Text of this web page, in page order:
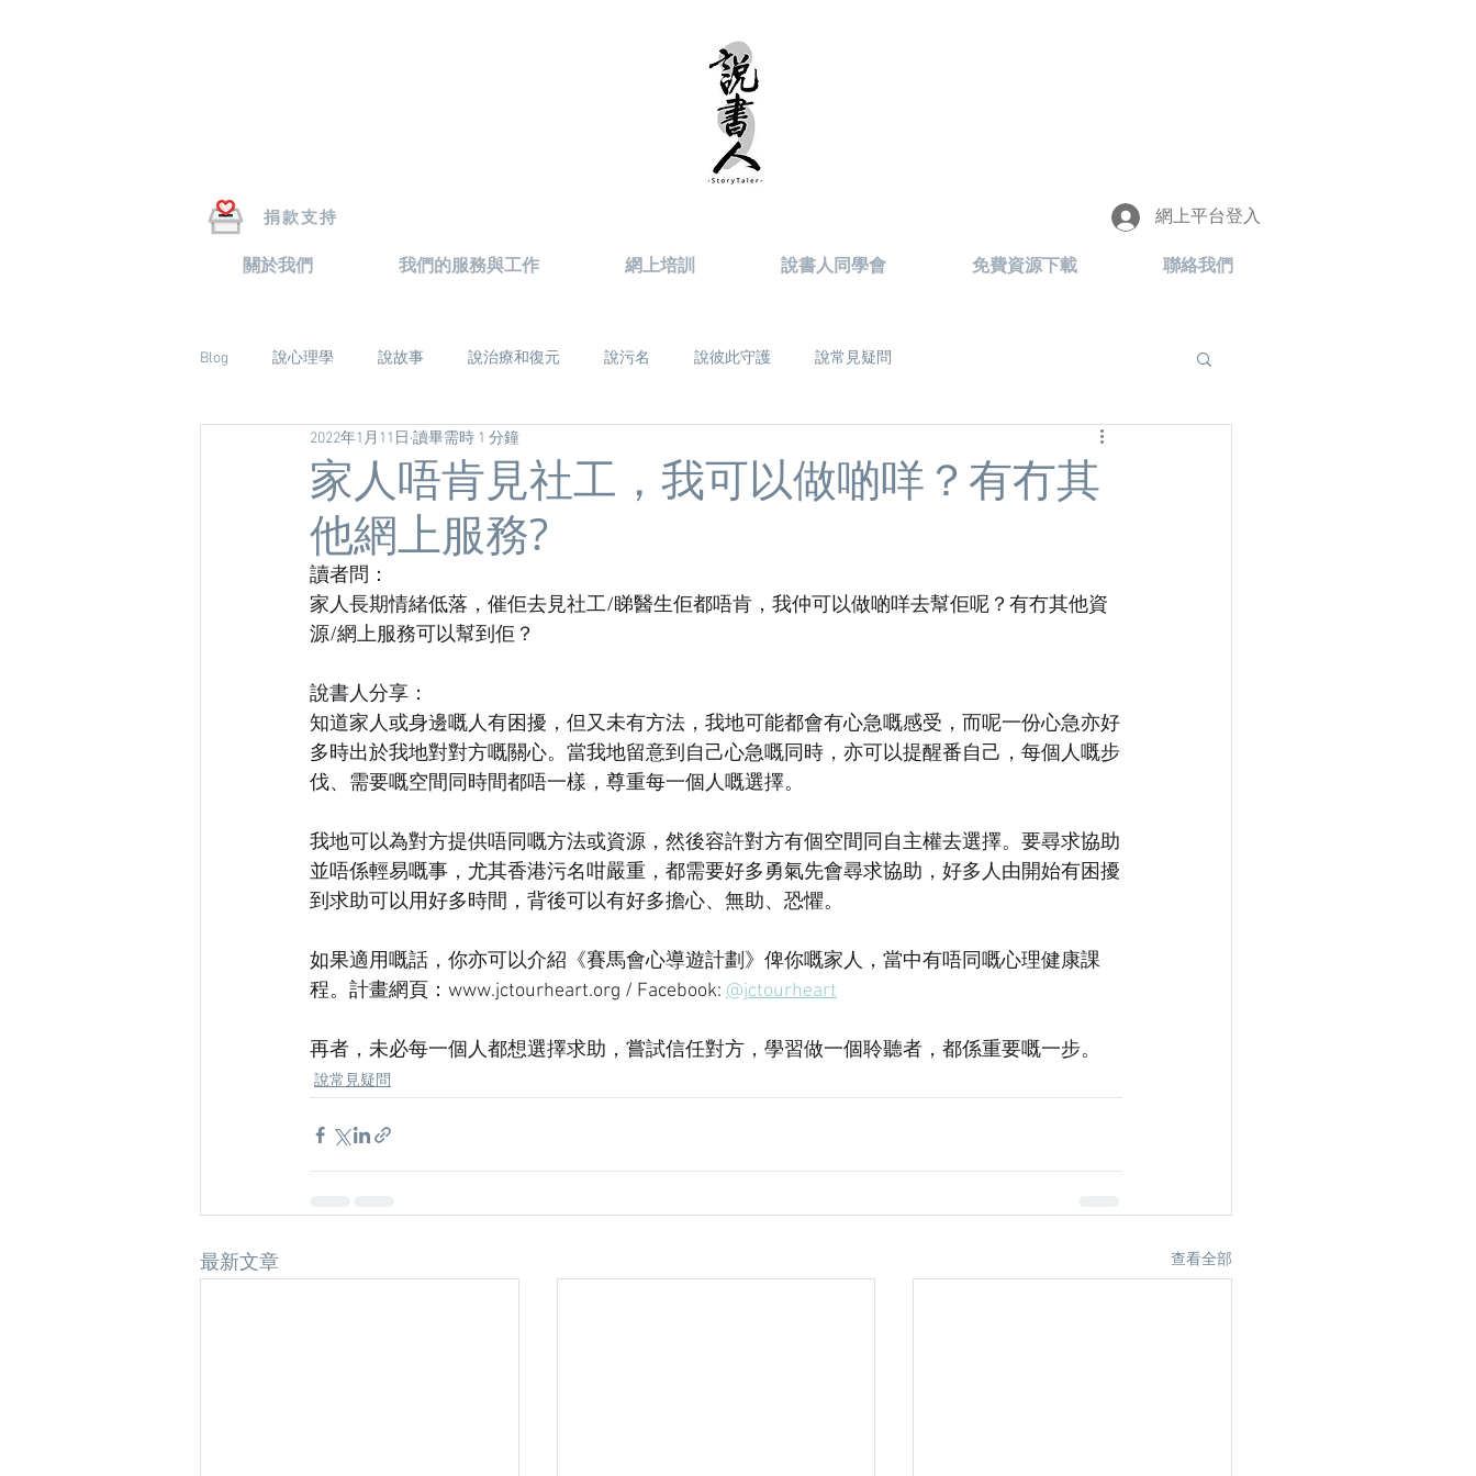
捐款支持 網上平台登入
關於我們 我們的服務與工作 網上培訓 說書人同學會 免費資源下載 聯絡我們
Blog 說心理學 說故事 說治療和復元 說污名 說彼此守護 說常見疑問
家人唔肯見社工，我可以做啲咩？有冇其
他網上服務?
2022年1月11日 讀畢需時 1 分鐘
讀者問：
家人長期情緒低落，催佢去見社工/睇醫生佢都唔肯，我仲可以做啲咩去幫佢呢？有冇其他資
源/網上服務可以幫到佢？
說書人分享：
知道家人或身邊嘅人有困擾，但又未有方法，我地可能都會有心急嘅感受，而呢一份心急亦好
多時出於我地對對方嘅關心。當我地留意到自己心急嘅同時，亦可以提醒番自己，每個人嘅步
伐、需要嘅空間同時間都唔一樣，尊重每一個人嘅選擇。
我地可以為對方提供唔同嘅方法或資源，然後容許對方有個空間同自主權去選擇。要尋求協助
並唔係輕易嘅事，尤其香港污名咁嚴重，都需要好多勇氣先會尋求協助，好多人由開始有困擾
到求助可以用好多時間，背後可以有好多擔心、無助、恐懼。
如果適用嘅話，你亦可以介紹《賽馬會心導遊計劃》俾你嘅家人，當中有唔同嘅心理健康課
程。計畫網頁：www.jctourheart.org / Facebook: @jctourheart
再者，未必每一個人都想選擇求助，嘗試信任對方，學習做一個聆聽者，都係重要嘅一步。
說常見疑問
最新文章 查看全部